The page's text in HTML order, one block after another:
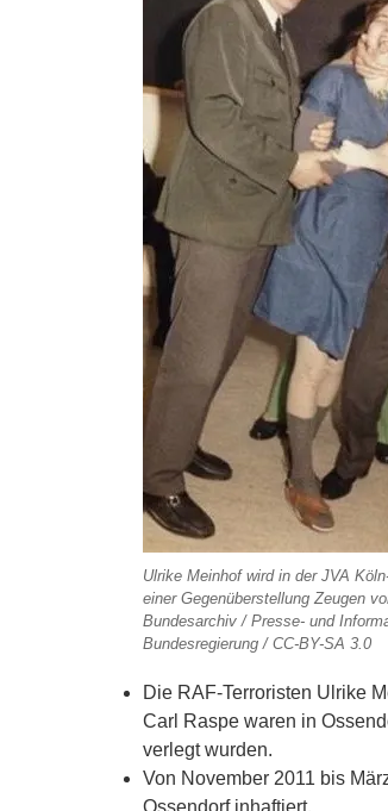
Ulrike Meinhof wird in der JVA
einer Gegenüberstellung Zeugen
Bundesarchiv / Presse- und
Bundesregierung / CC-BY-SA 3.0
Die RAF-Terroristen Ulrike
Carl Raspe waren in
verlegt wurden.
Von November 2011 bis
Ossendorf inhaftiert.